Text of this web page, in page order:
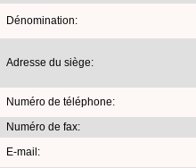
Dénomination:
Adresse du siège:
Numéro de téléphone:
Numéro de fax:
E-mail: